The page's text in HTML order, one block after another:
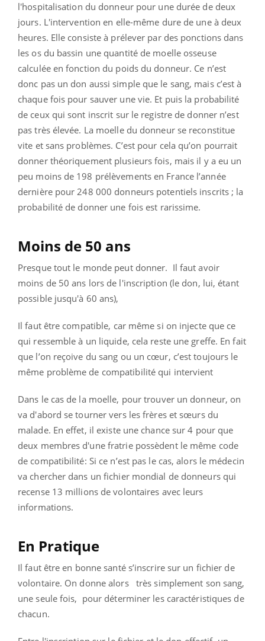
l'hospitalisation du donneur pour une durée de deux
jours. L'intervention en elle-même dure de une à deux
heures. Elle consiste à prélever par des ponctions dans
les os du bassin une quantité de moelle osseuse
calculée en fonction du poids du donneur. Ce n’est
donc pas un don aussi simple que le sang, mais c’est à
chaque fois pour sauver une vie. Et puis la probabilité
de ceux qui sont inscrit sur le registre de donner n’est
pas très élevée. La moelle du donneur se reconstitue
vite et sans problèmes. C’est pour cela qu’on pourrait
donner théoriquement plusieurs fois, mais il y a eu un
peu moins de 198 prélèvements en France l’année
dernière pour 248 000 donneurs potentiels inscrits ; la
probabilité de donner une fois est rarissime.
Moins de 50 ans
Presque tout le monde peut donner. Il faut avoir
moins de 50 ans lors de l'inscription (le don, lui, étant
possible jusqu'à 60 ans),
Il faut être compatible, car même si on injecte que ce
qui ressemble à un liquide, cela reste une greffe. En fait
que l’on reçoive du sang ou un cœur, c’est toujours le
même problème de compatibilité qui intervient
Dans le cas de la moelle, pour trouver un donneur, on
va d'abord se tourner vers les frères et sœurs du
malade. En effet, il existe une chance sur 4 pour que
deux membres d'une fratrie possèdent le même code
de compatibilité: Si ce n’est pas le cas, alors le médecin
va chercher dans un fichier mondial de donneurs qui
recense 13 millions de volontaires avec leurs
informations.
En Pratique
Il faut être en bonne santé s’inscrire sur un fichier de
volontaire. On donne alors très simplement son sang,
une seule fois, pour déterminer les caractéristiques de
chacun.